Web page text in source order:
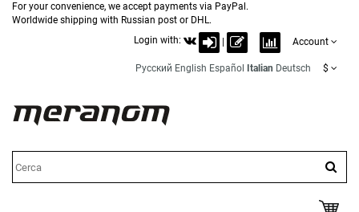
For your convenience, we accept payments via PayPal.
Worldwide shipping with Russian post or DHL.
Login with:
Account
Русский English Español Italian Deutsch $